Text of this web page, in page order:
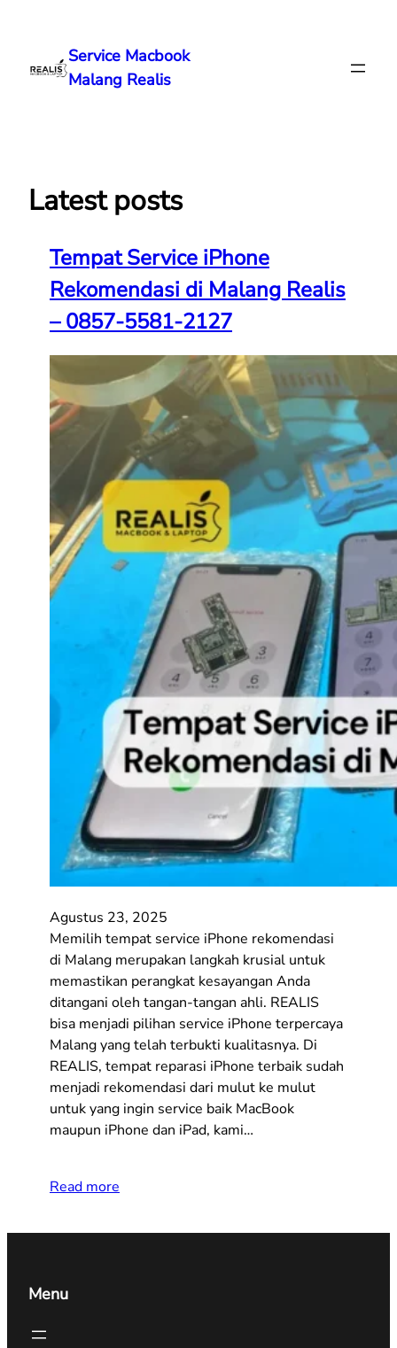
Service Macbook
Malang Realis
Latest posts
Tempat Service iPhone
Rekomendasi di Malang Realis
– 0857-5581-2127
Agustus 23, 2025
Memilih tempat service iPhone rekomendasi
di Malang merupakan langkah krusial untuk
memastikan perangkat kesayangan Anda
ditangani oleh tangan-tangan ahli. REALIS
bisa menjadi pilihan service iPhone terpercaya
Malang yang telah terbukti kualitasnya. Di
REALIS, tempat reparasi iPhone terbaik sudah
menjadi rekomendasi dari mulut ke mulut
untuk yang ingin service baik MacBook
maupun iPhone dan iPad, kami…
Read more
Menu